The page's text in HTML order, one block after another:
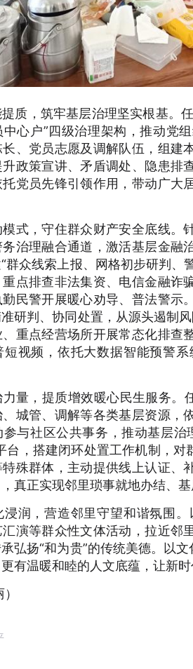
质，筑牢基层治理坚实根基
心户”四级治理架构，推动党
长、党员志愿及调解队伍，组
政策宣讲、矛盾调处、隐患排
党员先锋引领作用，带动广大
式，守住群众财产安全底线。
治理融合通道，激活基层金融
群众线索上报、网格初步研判、
点排查非法集资、电信金融诈
民警开展暖心劝导、普法警示
研判、协同处置，从源头遏制
重点经营场所开展常态化排查
短视频，依托大数据智能预警
量，提质增效暖心民生服务。
城管、调解等各类基层资源，
参与社区公共事务，推动基层
台，搭建闭环处置工作机制，
特殊群体，主动提供线上认证
真正实现邻里琐事就地办结、
浸润，营造邻里守望和谐氛围
演等群众性文体活动，拉近邻
弘扬“和为贵”的传统美德。以
有温暖和睦的人文底蕴，让新